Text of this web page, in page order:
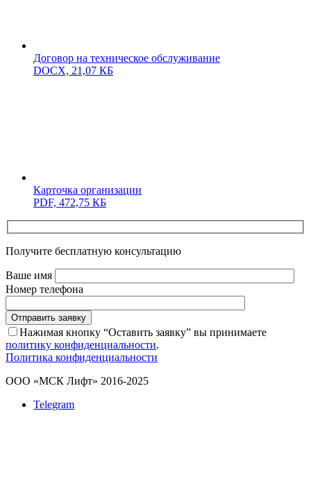
Договор на техническое обслуживание
DOCX, 21,07 КБ
Карточка организации
PDF, 472,75 КБ
Получите бесплатную консультацию
Ваше имя
Номер телефона
Отправить заявку
Нажимая кнопку “Оставить заявку” вы принимаете
политику конфиденциальности.
Политика конфиденциальности
ООО «МСК Лифт» 2016-2025
Telegram